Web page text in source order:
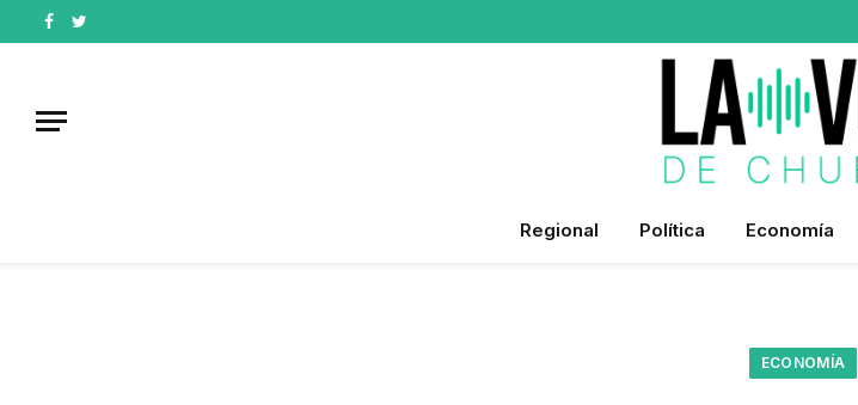
Facebook
Twitter
Regional Política Economía
ECONOMÍA